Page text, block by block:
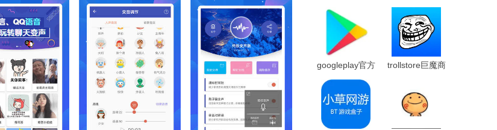
陀螺仪
googleplay官方
版
trollstore巨魔商